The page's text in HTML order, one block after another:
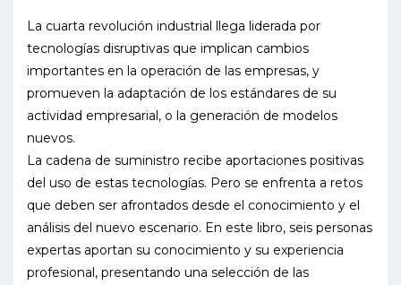
La cuarta revolución industrial llega liderada por
tecnologías disruptivas que implican cambios
importantes en la operación de las empresas, y
promueven la adaptación de los estándares de su
actividad empresarial, o la generación de modelos
nuevos.
La cadena de suministro recibe aportaciones positivas
del uso de estas tecnologías. Pero se enfrenta a retos
que deben ser afrontados desde el conocimiento y el
análisis del nuevo escenario. En este libro, seis personas
expertas aportan su conocimiento y su experiencia
profesional, presentando una selección de las